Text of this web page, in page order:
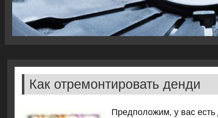
Как отремонтировать денди
Предполοжим, у вас